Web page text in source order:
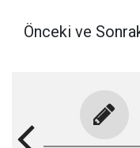
Önceki ve